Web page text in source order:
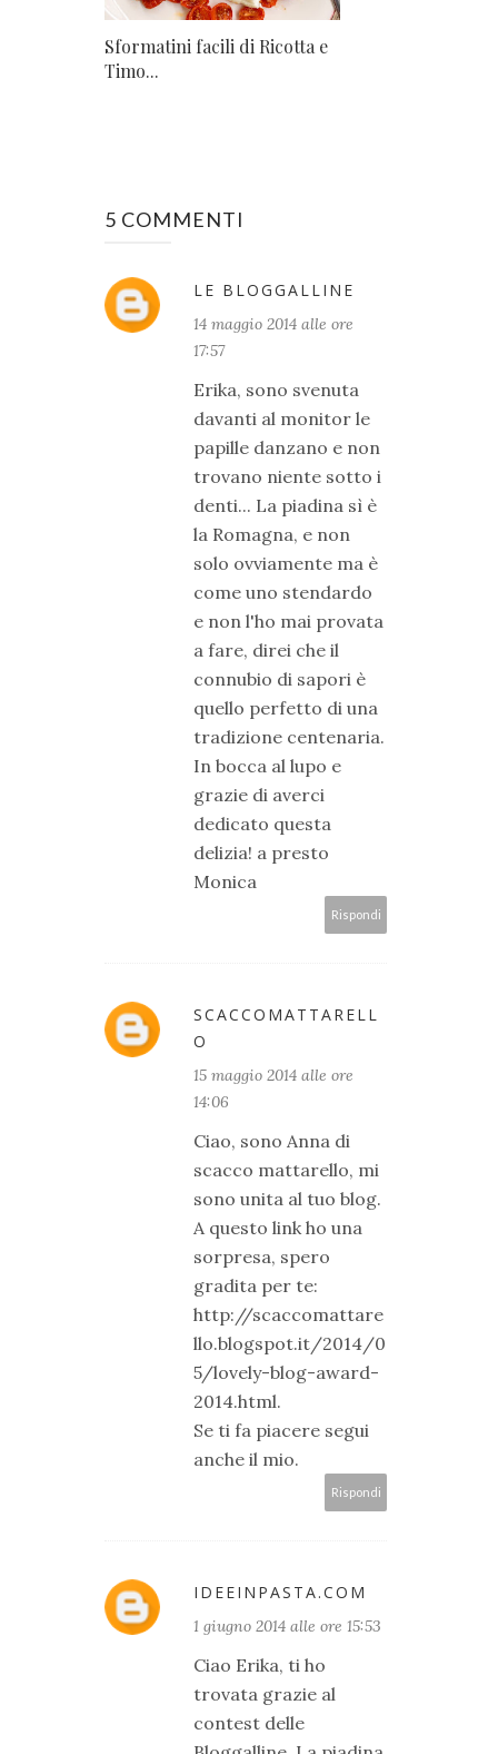
Sformatini facili di Ricotta e
Timo...
5 COMMENTI
LE BLOGGALLINE
14 maggio 2014 alle ore
17:57
Erika, sono svenuta
davanti al monitor le
papille danzano e non
trovano niente sotto i
denti... La piadina sì è
la Romagna, e non
solo ovviamente ma è
come uno stendardo
e non l'ho mai provata
a fare, direi che il
connubio di sapori è
quello perfetto di una
tradizione centenaria.
In bocca al lupo e
grazie di averci
dedicato questa
delizia! a presto
Monica
Rispondi
SCACCOMATTARELL
O
15 maggio 2014 alle ore
14:06
Ciao, sono Anna di
scacco mattarello, mi
sono unita al tuo blog.
A questo link ho una
sorpresa, spero
gradita per te:
http://scaccomattare
llo.blogspot.it/2014/0
5/lovely-blog-award-
2014.html.
Se ti fa piacere segui
anche il mio.
Rispondi
IDEEINPASTA.COM
1 giugno 2014 alle ore 15:53
Ciao Erika, ti ho
trovata grazie al
contest delle